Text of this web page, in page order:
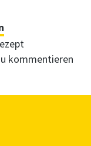
kommentieren